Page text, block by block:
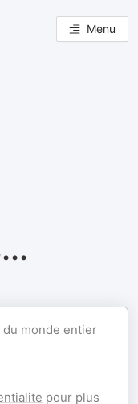
Menu
monde entier
pour plus